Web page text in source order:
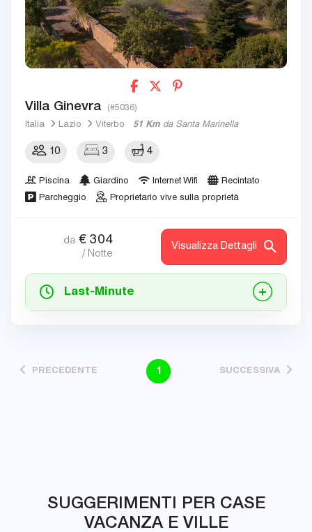
Villa Ginevra (#5036)
Italia Lazio Viterbo 51 Km da Santa Marinella
10 3 4
Piscina Giardino Internet Wifi
Recintato
Parcheggio
Proprietario vive sulla proprietà
da € 304
/ Notte
Visualizza Dettagli
Last-Minute
PRECEDENTE 1 SUCCESSIVA
SUGGERIMENTI PER CASE
VACANZA E VILLE